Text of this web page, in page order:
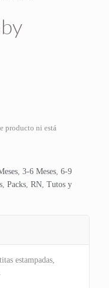
producto ni está
3-6 Meses 6-9
Packs RN Tutos y
estampadas,